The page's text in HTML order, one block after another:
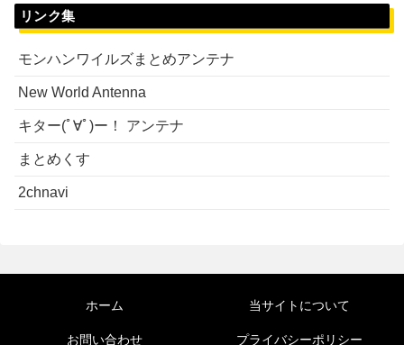
リンク集
モンハンワイルズまとめアンテナ
New World Antenna
キター(ﾟ∀ﾟ)ー！ アンテナ
まとめくす
2chnavi
ホーム 当サイトについて
お問い合わせ プライバシーポリシー